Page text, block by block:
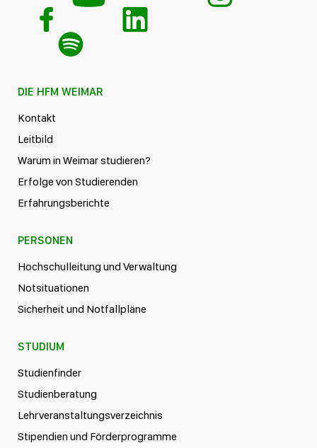
DIE HFM WEIMAR
Kontakt
Leitbild
Warum in Weimar studieren?
Erfolge von Studierenden
Erfahrungsberichte
PERSONEN
Hochschulleitung und Verwaltung
Notsituationen
Sicherheit und Notfallpläne
STUDIUM
Studienfinder
Studienberatung
Lehrveranstaltungsverzeichnis
Stipendien und Förderprogramme